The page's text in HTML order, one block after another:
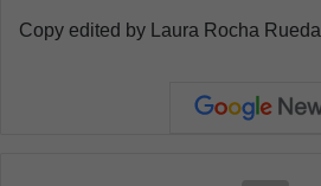
Copy edited by Laura Rocha Rueda